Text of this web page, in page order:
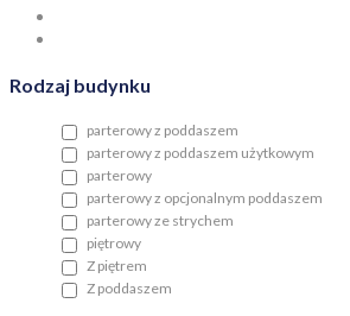
Rodzaj budynku
parterowy z poddaszem
parterowy z poddaszem użytkowym
parterowy
parterowy z opcjonalnym poddaszem
parterowy ze strychem
piętrowy
Z piętrem
Z poddaszem